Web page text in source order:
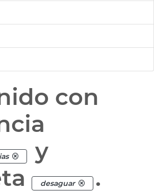
con
y
desaguar .